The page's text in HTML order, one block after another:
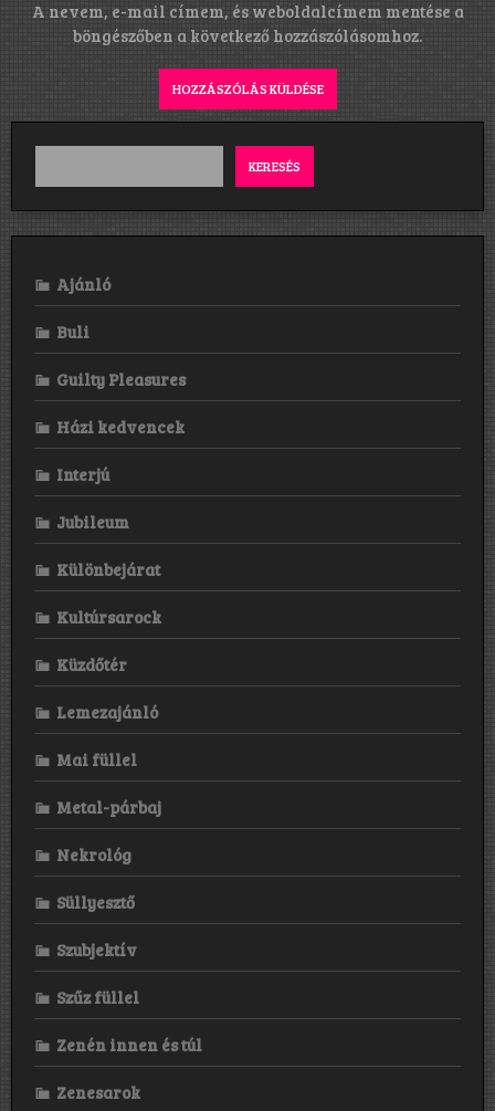
A nevem, e-mail címem, és weboldalcímem mentése a
böngészőben a következő hozzászólásomhoz.
KERESÉS
Ajánló
Buli
Guilty Pleasures
Házi kedvencek
Interjú
Jubileum
Különbejárat
Kultúrsarock
Küzdőtér
Lemezajánló
Mai füllel
Metal-párbaj
Nekrológ
Süllyesztő
Szubjektív
Szűz füllel
Zenén innen és túl
Zenesarok